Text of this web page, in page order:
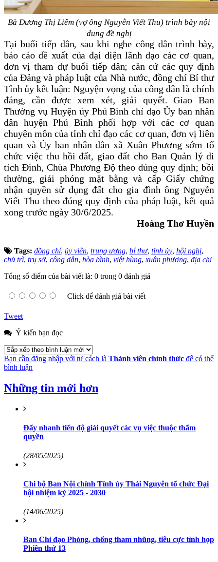
Bà Dương Thị Liêm (vợ ông Nguyễn Viết Thu) trình bày nội
dung đề nghị
Tại buổi tiếp dân, sau khi nghe công dân trình bày,
báo cáo đề xuất của đại diện lãnh đạo các cơ quan,
đơn vị tham dự buổi tiếp dân; căn cứ các quy định
của Đảng và pháp luật của Nhà nước, đồng chí Bí thư
Tỉnh ủy kết luận: Nguyện vọng của công dân là chính
đáng, cần được xem xét, giải quyết. Giao Ban
Thường vụ Huyện ủy Phú Bình chỉ đạo Ủy ban nhân
dân huyện Phú Bình phối hợp với các cơ quan
chuyên môn của tỉnh chỉ đạo các cơ quan, đơn vị liên
quan và Ủy ban nhân dân xã Xuân Phương sớm tổ
chức việc thu hồi đất, giao đất cho Ban Quản lý di
tích Đình, Chùa Phương Độ theo đúng quy định; bồi
thường, giải phóng mặt bằng và cấp Giấy chứng
nhận quyền sử dụng đất cho gia đình ông Nguyễn
Viết Thu theo đúng quy định của pháp luật, kết quả
xong trước ngày 30/6/2025.
Hoàng Thơ Huyền
Tags: đồng chí, ủy viên, trung ương, bí thư, tỉnh ủy, hội nghị,
chủ trì, trụ sở, công dân, hòa bình, việt hùng, xuân phương, địa chỉ
Tổng số điểm của bài viết là: 0 trong 0 đánh giá
Click để đánh giá bài viết
Tweet
Ý kiến bạn đọc
Bạn cần đăng nhập với tư cách là Thành viên chính thức để có thể
bình luận
Những tin mới hơn
Đẩy nhanh tiến độ giải quyết các vụ việc thuộc thẩm
quyền
(28/05/2025)
Chi bộ Ban Nội chính Tỉnh ủy Thái Nguyên tổ chức Đại
hội nhiệm kỳ 2025 - 2030
(14/06/2025)
Ban Chỉ đạo Phòng, chống tham nhũng, tiêu cực tỉnh họp
Phiên thứ 13